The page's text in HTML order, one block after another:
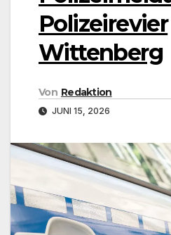
Polizeirevier
Wittenberg
Von Redaktion
JUNI 15, 2026